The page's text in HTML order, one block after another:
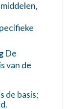
9%
De
van de
de basis;